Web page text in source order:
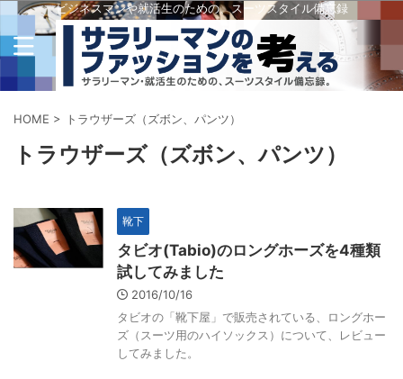
ビジネスマンや就活生のための、スーツスタイル備忘録
HOME > トラウザーズ（ズボン、パンツ）
トラウザーズ（ズボン、パンツ）
靴下
タビオ(Tabio)のロングホーズを4種類
試してみました
2016/10/16
タビオの「靴下屋」で販売されている、ロングホー
ズ（スーツ用のハイソックス）について、レビュー
してみました。